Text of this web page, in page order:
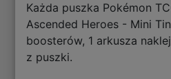
Każda puszka Pokémon
Ascended Heroes - Mini
boosterów, 1 arkusza
z puszki.